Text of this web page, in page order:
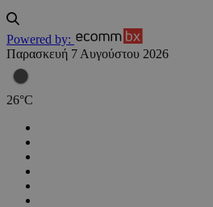
Powered by:
Παρασκευή 7 Αυγούστου 2026
26°C